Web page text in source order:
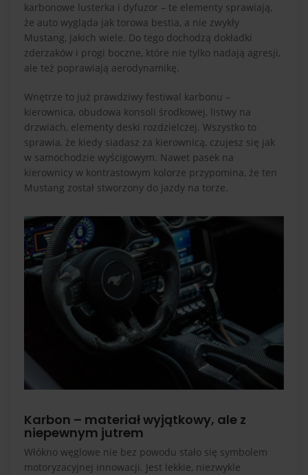
karbonowe lusterka i dyfuzor – te elementy sprawiają,
że auto wygląda jak torowa bestia, a nie zwykły
Mustang, jakich wiele. Do tego dochodzą dokładki
zderzaków i progi boczne, które nie tylko nadają agresji,
ale też poprawiają aerodynamikę.
Wnętrze to już prawdziwy festiwal karbonu –
kierownica, obudowa konsoli środkowej, listwy na
drzwiach, elementy deski rozdzielczej. Wszystko to
sprawia, że kiedy siadasz za kierownicą, czujesz się jak
w samochodzie wyścigowym. Nawet pasek na
kierownicy w kontrastowym kolorze przypomina, że ten
Mustang został stworzony do jazdy na torze.
Karbon – materiał wyjątkowy, ale z
niepewnym jutrem
Włókno węglowe nie bez powodu stało się symbolem
motoryzacyjnej innowacji. Jest lekkie, niezwykle